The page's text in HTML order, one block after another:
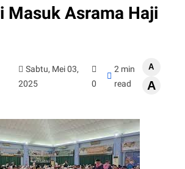
Masuk Asrama Haji
Sabtu, Mei 03,
2025
0
2 min
read
A
A